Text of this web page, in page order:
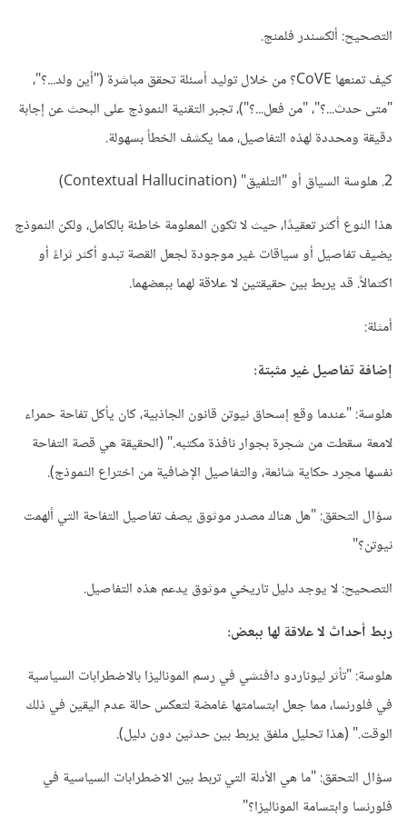
التصحيح: ألكسندر فلمنج.
كيف تمنعها CoVE؟ من خلال توليد أسئلة تحقق مباشرة ("أين ولد...؟"،
"متى حدث...؟"، "من فعل...؟")، تجبر التقنية النموذج على البحث عن إجابة
دقيقة ومحددة لهذه التفاصيل، مما يكشف الخطأ بسهولة.
2. هلوسة السياق أو "التلفيق" (Contextual Hallucination)
هذا النوع أكثر تعقيدًا، حيث لا تكون المعلومة خاطئة بالكامل، ولكن النموذج
يضيف تفاصيل أو سياقات غير موجودة لجعل القصة تبدو أكثر ثراءً أو
اكتمالاً. قد يربط بين حقيقتين لا علاقة لهما ببعضهما.
أمثلة:
إضافة تفاصيل غير مثبتة:
هلوسة: "عندما وقع إسحاق نيوتن قانون الجاذبية، كان يأكل تفاحة حمراء
لامعة سقطت من شجرة بجوار نافذة مكتبه." (الحقيقة هي قصة التفاحة
نفسها مجرد حكاية شائعة، والتفاصيل الإضافية من اختراع النموذج).
سؤال التحقق: "هل هناك مصدر موثوق يصف تفاصيل التفاحة التي ألهمت
نيوتن؟"
التصحيح: لا يوجد دليل تاريخي موثوق يدعم هذه التفاصيل.
ربط أحداث لا علاقة لها ببعض:
هلوسة: "تأثر ليوناردو دافنشي في رسم الموناليزا بالاضطرابات السياسية
في فلورنسا، مما جعل ابتسامتها غامضة لتعكس حالة عدم اليقين في ذلك
الوقت." (هذا تحليل ملفق يربط بين حدثين دون دليل).
سؤال التحقق: "ما هي الأدلة التي تربط بين الاضطرابات السياسية في
فلورنسا وابتسامة الموناليزا؟"